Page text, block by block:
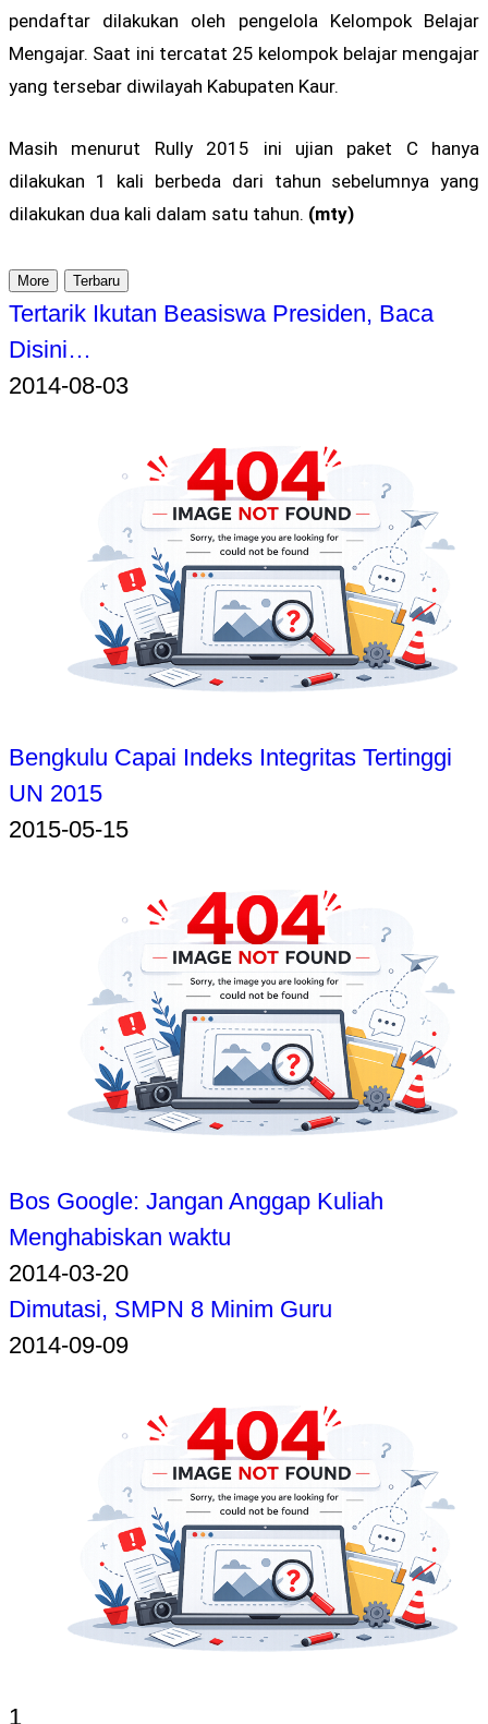
pendaftar dilakukan oleh pengelola Kelompok Belajar
Mengajar. Saat ini tercatat 25 kelompok belajar mengajar
yang tersebar diwilayah Kabupaten Kaur.
Masih menurut Rully 2015 ini ujian paket C hanya
dilakukan 1 kali berbeda dari tahun sebelumnya yang
dilakukan dua kali dalam satu tahun. (mty)
More Terbaru
Tertarik Ikutan Beasiswa Presiden, Baca
Disini…
2014-08-03
Bengkulu Capai Indeks Integritas Tertinggi
UN 2015
2015-05-15
Bos Google: Jangan Anggap Kuliah
Menghabiskan waktu
2014-03-20
Dimutasi, SMPN 8 Minim Guru
2014-09-09
1